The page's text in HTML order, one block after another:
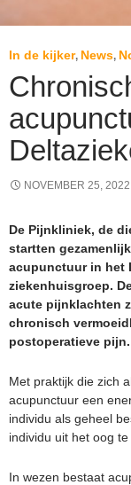
In de kijker, News,
NOVEMBER 25, 2022
De Pijnkliniek, de
startten
acupunctuur in het
ziekenhuisgroep.
acute pijnklachten
chronisch
postoperatieve pijn.
Met praktijk die zich
acupunctuur een
individu als geheel
individu uit het oog te
In wezen bestaat